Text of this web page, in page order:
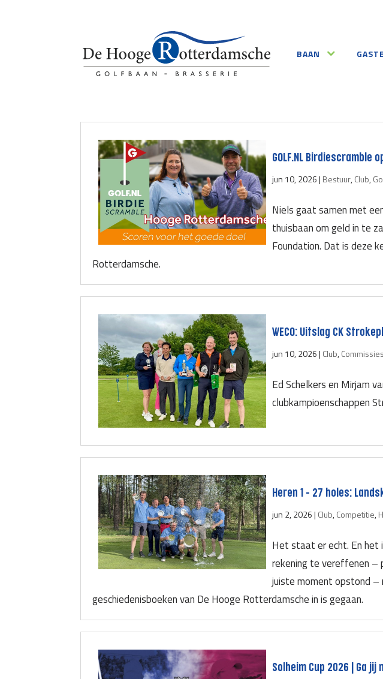
BAAN
GOLF.NL Birdiescramble
jun 10, 2026| Bestuur,Club,
Niels gaat samen met
thuisbaan om geld in te
Foundation. Dat is deze
Rotterdamsche.
WECO: Uitslag CK
jun 10, 2026| Club,Commissies
Ed Schelkers en Mirjam
clubkampioenschappen
Heren 1 – 27 holes:
jun 2, 2026| Club,Competitie,
Het staat er echt. En het
rekening te vereffenen –
juiste moment opstond –
geschiedenisboeken van De Hooge Rotterdamsche in is gegaan.
Solheim Cup 2026 | Ga jij